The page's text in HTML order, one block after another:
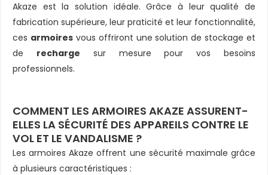
Akaze est la solution idéale. Grâce à leur qualité de
fabrication supérieure, leur praticité et leur fonctionnalité,
ces armoiresvous offriront une solution de stockage et
de recharge sur mesure pour vos besoins
professionnels.
COMMENT LES ARMOIRES AKAZE ASSURENT-
ELLES LA SÉCURITÉ DES APPAREILS CONTRE LE
VOL ET LE VANDALISME ?
Les armoires Akaze offrent une sécurité maximale grâce
à plusieurs caractéristiques :